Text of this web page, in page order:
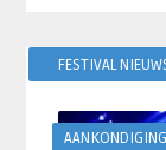
FESTIVAL